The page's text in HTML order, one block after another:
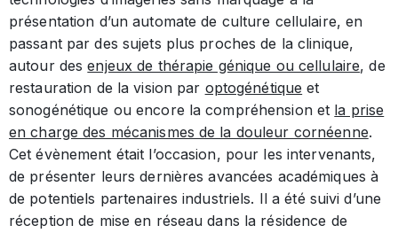
présentation d’un automate de culture cellulaire, en
passant par des sujets plus proches de la clinique,
autour desenjeux de thérapie génique ou cellulaire, de
restauration de la vision par optogénétique et
sonogénétique ou encore la compréhension et la prise
en charge des mécanismes de la douleur cornéenne.
Cet évènement était l’occasion, pour les intervenants,
de présenter leurs dernières avancées académiques à
de potentiels partenaires industriels. Il a été suivi d’une
réception de mise en réseau dans la résidence de